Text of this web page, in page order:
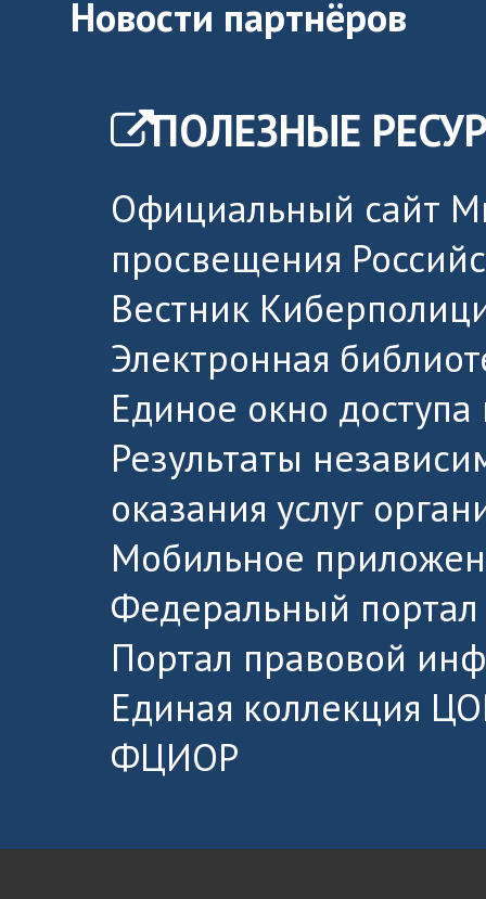
Новости партнёров
ПОЛЕЗНЫЕ
Официальный сайт
просвещения
Вестник
Электронная
Единое окно
Результаты
оказания услуг
Мобильное
Федеральный портал
Портал правовой
Единая коллекция
ФЦИОР